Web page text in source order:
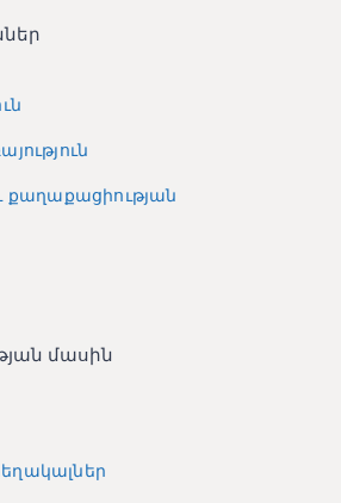
քաղաքացիության
մասին